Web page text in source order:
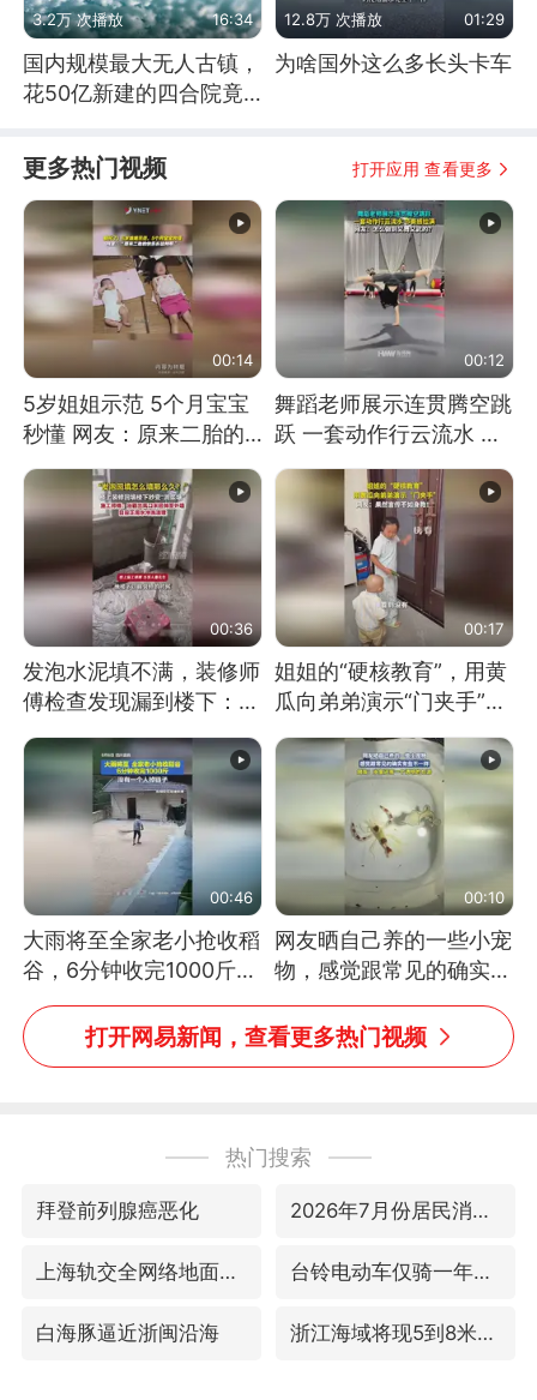
3.2万 次播放 16:34
国内规模最大无人古镇，
花50亿新建的四合院竟
12.8万 次播放 01:29
为啥国外这么多长头卡车
更多热门视频 打开应用 查看更多
00:14
5岁姐姐示范 5个月宝宝
秒懂 网友：原来二胎的
快乐长这样
00:12
舞蹈老师展示连贯腾空跳
跃 一套动作行云流水 节
奏感拉满 网友：怎么做
到又舞又武的？
00:36
发泡水泥填不满，装修师
傅检查发现漏到楼下：出
风口未延伸到外墙
00:17
姐姐的“硬核教育”，用黄
瓜向弟弟演示“门夹手”，
网友：果然言传不如身
教！
00:46
大雨将至全家老小抢收稻
谷，6分钟收完1000斤，
没有一个人掉链子
00:10
网友晒自己养的一些小宠
物，感觉跟常见的确实有
些不一样
打开网易新闻，查看更多热门视频
热门搜索
拜登前列腺癌恶化 2026年7月份居民消费价格同比上涨0.5%
上海轨交全网络地面高架区段限速运行 台铃电动车仅骑一年就断电趴窝
白海豚逼近浙闽沿海 浙江海域将现5到8米巨浪到狂浪